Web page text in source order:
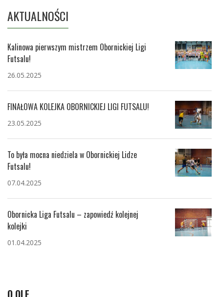
AKTUALNOŚCI
Kalinowa pierwszym mistrzem Obornickiej Ligi
Futsalu!
26.05.2025
FINAŁOWA KOLEJKA OBORNICKIEJ LIGI FUTSALU!
23.05.2025
To była mocna niedziela w Obornickiej Lidze
Futsalu!
07.04.2025
Obornicka Liga Futsalu – zapowiedź kolejnej
kolejki
01.04.2025